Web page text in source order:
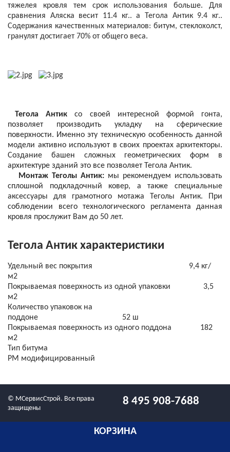
КОРЗИНА
тяжелея кровля тем срок использования больше. Для
сравнения Аляска весит 11.4 кг.. а Тегола Антик 9.4 кг..
Содержания качественных материалов: битум, стеклохолст,
гранулят достигает 70% от общего веса.
Тегола Антиксо своей интересной формой гонта,
позволяет производить укладку на сферические
поверхности. Именно эту техническую особенность данной
модели активно используют в своих проектах архитекторы.
Создание башен сложных геометрических форм в
архитектуре зданий это все позволяет Тегола Антик.
Монтаж Теголы Антик: мы рекомендуем использовать
сплошной подкладочный ковер, а также специальные
аксессуары для грамотного мотажа Теголы Антик. При
соблюдении всего технологического регламента данная
кровля прослужит Вам до 50 лет.
Тегола Антик характеристики
Удельный вес покрытия 9,4 кг/
м2
Покрываемая поверхность из одной упаковки 3,5
м2
Количество упаковок на
поддоне 52 ш
Покрываемая поверхность из одного поддона 182
м2
Тип битума
PM модифицированный
© МСервисСтрой. Все права
защищены
8 495 908-7688
info1@mservisstroy.ru